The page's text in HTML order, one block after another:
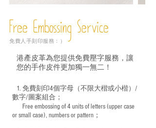
Free Embossing Service
免費人手刻印服務：）
港產皮革為您提供免費壓字服務，讓
您的手作皮件更加獨一無二！
1. 免費刻印4個字母（不限大楷或小楷）/
數字/圖案組合；
Free embossing of 4 units of letters (upper case
or small case), numbers or pattern；